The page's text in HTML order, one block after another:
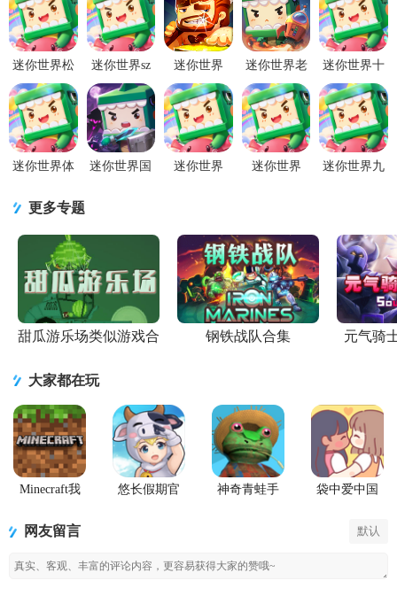
迷你世界松
纸老版本
v1.56.0 手机
版
迷你世界sz
版2026最新
版v1.56.0 官
方版
迷你世界
0.20.8旧版
本0.20.8 旧
版本
迷你世界老
版本0.30.15
老版本
迷你世界十
周年版
v1.56.0 最新
版
迷你世界体
v1.56.0 安卓
版
迷你世界国
迷你世界
迷你世界
迷你世界九
更多专题
甜瓜游乐场类似游戏合
钢铁战队合集 元气骑
大家都在玩
Minecraft我
悠长假期官
神奇青蛙手
袋中爱中国
网友留言 默认